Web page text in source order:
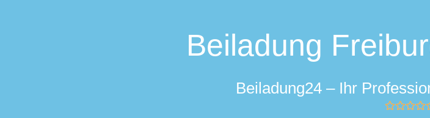
Beiladung
Beiladung24 – Ihr